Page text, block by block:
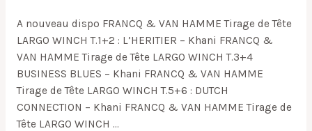
A nouveau dispo FRANCQ & VAN HAMME Tirage de Tête
LARGO WINCH T.1+2 : L’HERITIER – Khani FRANCQ &
VAN HAMME Tirage de Tête LARGO WINCH T.3+4
BUSINESS BLUES – Khani FRANCQ & VAN HAMME
Tirage de Tête LARGO WINCH T.5+6 : DUTCH
CONNECTION – Khani FRANCQ & VAN HAMME Tirage de
Tête LARGO WINCH …
de
tête
de
Largo
Winch